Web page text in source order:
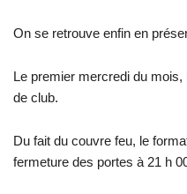
On se retrouve enfin en
Le premier mercredi du
de club.
Du fait du couvre feu, le
fermeture des portes à 21 h